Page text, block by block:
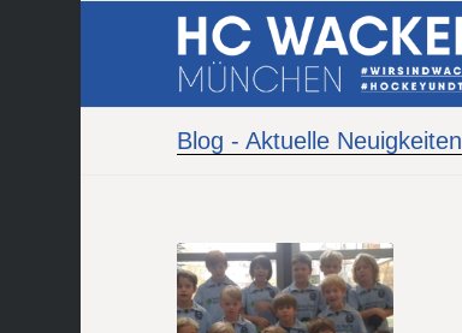
Blog - Aktuelle Neuigkeiten